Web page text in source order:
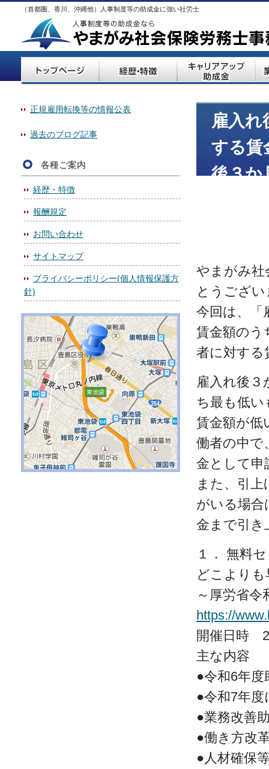
（首都圏、香川、沖縄他）人事制度等の助成金に強い社労士
雇入れ
する賃
後３か
やまがみ社
とうござ
今回は、「
賃金額のう
者に対する
雇入れ後３
ち最も低い
賃金額が低
働者の中で
金として申
また、引
がいる場合
金まで引き
１． 無料
どこより
～厚労省令
https://
開催日時
主な内容
●令和6年
●令和7年
●業務改善
●働き方改
●人材確保
正規雇用転換等の情報公表
過去のブログ記事
各種ご案内
経歴・特徴
報酬規定
お問い合わせ
サイトマップ
プライバシーポリシー(個人情報保護方
針)